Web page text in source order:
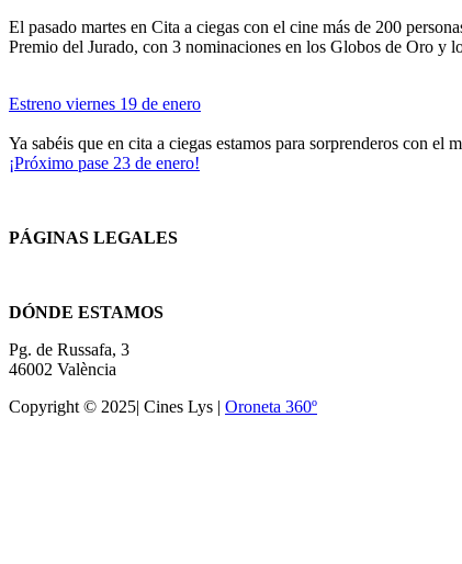
El pasado martes en Cita a ciegas con el cine más de 200
Premio del Jurado, con 3 nominaciones en los Globos de Oro y
Estreno viernes 19 de enero
Ya sabéis que en cita a ciegas estamos para sorprenderos con el
¡Próximo pase 23 de enero!
PÁGINAS LEGALES
DÓNDE ESTAMOS
Pg. de Russafa, 3
46002 València
Copyright © 2025| Cines Lys | Oroneta 360º